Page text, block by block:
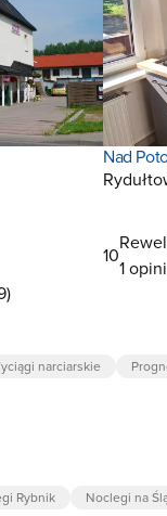
Nad
10
1
narciarskie
Rybnik Noclegi na